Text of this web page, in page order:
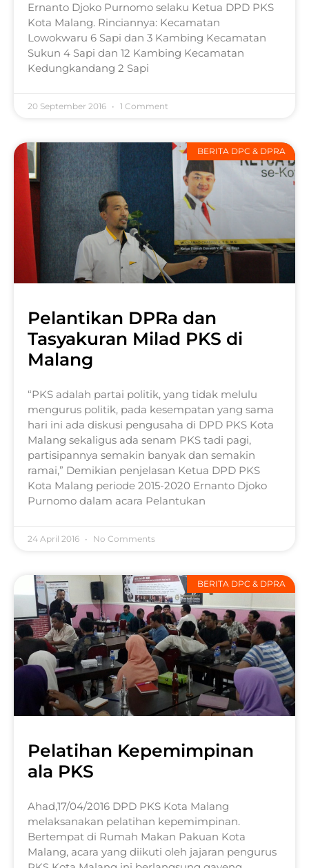
Ernanto Djoko Purnomo selaku Ketua DPD PKS
Kota Malang. Rinciannya: Kecamatan
Lowokwaru 6 Sapi dan 3 Kambing Kecamatan
Sukun 4 Sapi dan 12 Kambing Kecamatan
Kedungkandang 2 Sapi
20 September 2016 1 Comment
BERITA DPC & DPRA
Pelantikan DPRa dan
Tasyakuran Milad PKS di
Malang
“PKS adalah partai politik, yang tidak melulu
mengurus politik, pada kesempatan yang sama
hari ini ada diskusi pengusaha di DPD PKS Kota
Malang sekaligus ada senam PKS tadi pagi,
partisipannya semakin banyak dan semakin
ramai,” Demikian penjelasan Ketua DPD PKS
Kota Malang periode 2015-2020 Ernanto Djoko
Purnomo dalam acara Pelantukan
24 April 2016 No Comments
BERITA DPC & DPRA
Pelatihan Kepemimpinan
ala PKS
Ahad,17/04/2016 DPD PKS Kota Malang
melaksanakan pelatihan kepemimpinan.
Bertempat di Rumah Makan Pakuan Kota
Malang, acara yang diikuti oleh jajaran pengurus